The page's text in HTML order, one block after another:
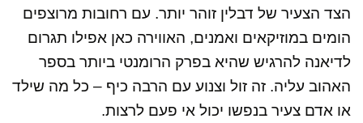
הצד הצעיר של דבלין זוהר יותר. עם רחובות מרוצפים
הומים במוזיקאים ואמנים, האווירה כאן אפילו תגרום
לדיאנה להרגיש שהיא בפרק הרומנטי ביותר בספר
האהוב עליה. זה זול וצנוע עם הרבה כיף – כל מה שילד
או אדם צעיר בנפשו יכול אי פעם לרצות.